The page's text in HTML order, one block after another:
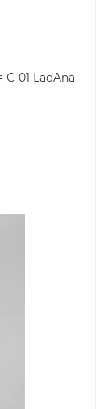
01 LadAna